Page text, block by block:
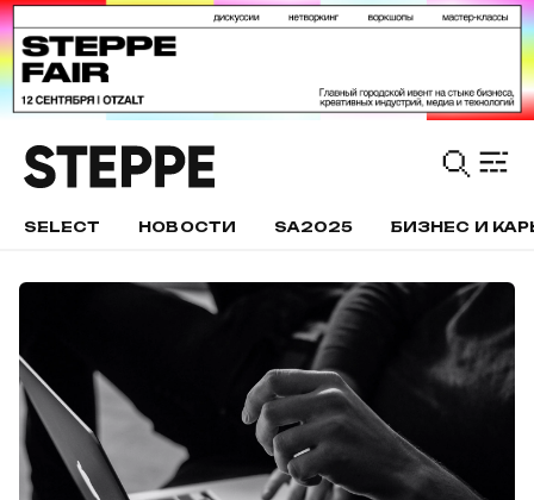
SELECT НОВОСТИ SA2025 БИЗНЕС И